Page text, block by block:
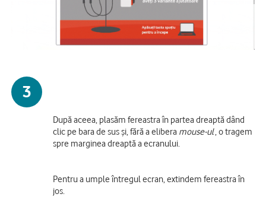
3
După aceea, plasăm fereastra în partea dreaptă dând
clic pe bara de sus și, fără a elibera mouse-ul , o tragem
spre marginea dreaptă a ecranului.
Pentru a umple întregul ecran, extindem fereastra în
jos.